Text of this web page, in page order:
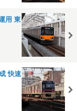
用 東
快速